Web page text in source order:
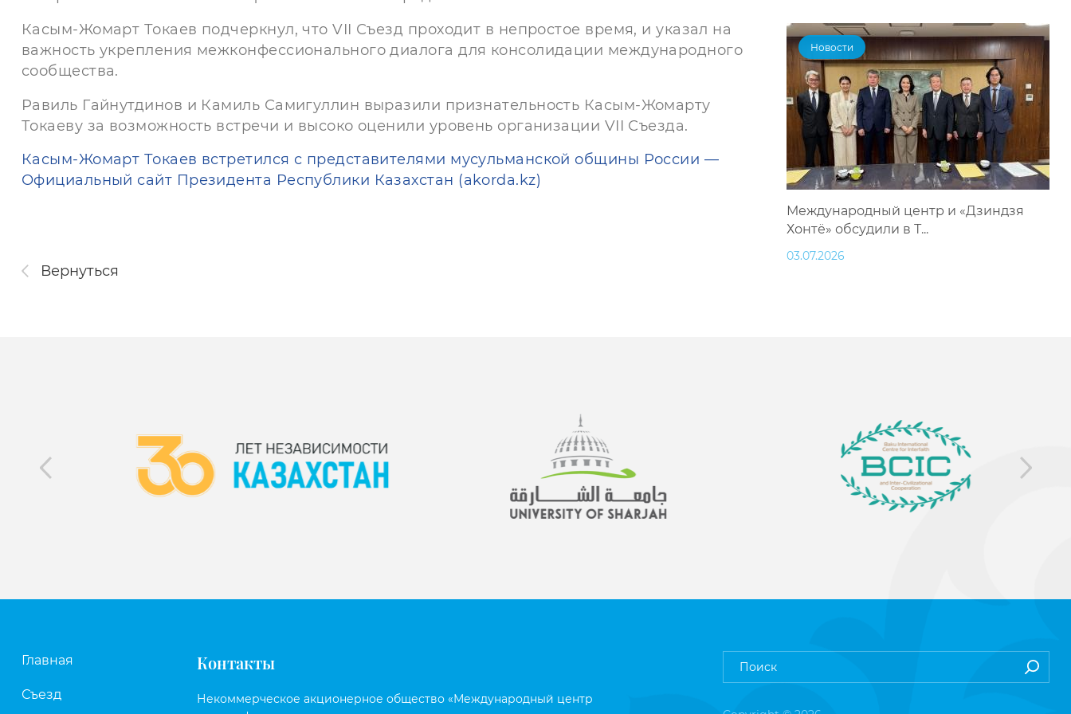
Касым-Жомарт Токаев подчеркнул, что VII Съезд проходит в непростое время, и указал на
важность укрепления межконфессионального диалога для консолидации международного
сообщества.
Равиль Гайнутдинов и Камиль Самигуллин выразили признательность Касым-Жомарту
Токаеву за возможность встречи и высоко оценили уровень организации VII Съезда.
Касым-Жомарт Токаев встретился с представителями мусульманской общины России —
Официальный сайт Президента Республики Казахстан (akorda.kz)
Вернуться
Новости
Международный центр и «Дзиндзя
Хонтё» обсудили в Т...
03.07.2026
Главная
Съезд
Контакты
Некоммерческое акционерное общество «Международный центр